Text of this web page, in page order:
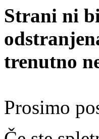
Strani ni
trenutno
Prosimo